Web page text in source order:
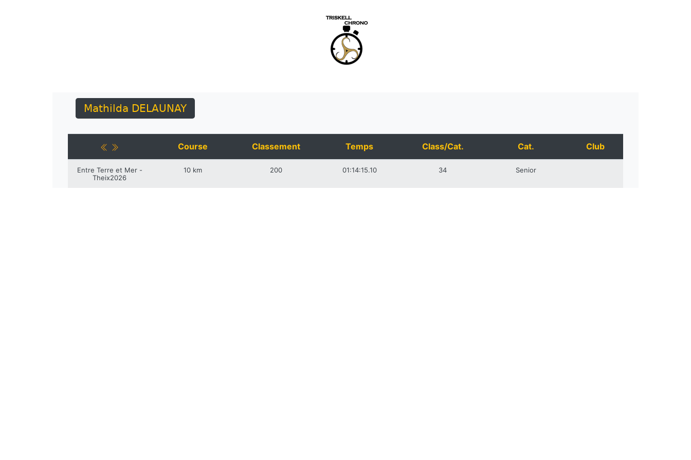
Mathilda DELAUNAY
Course Classement Temps Class/Cat. Cat. Club
Entre Terre et Mer -
Theix2026
10 km 200 01:14:15.10 34 Senior